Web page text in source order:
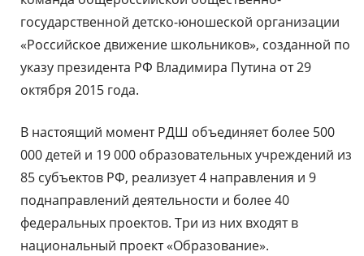
государственной детско-юношеской организации
«Российское движение школьников», созданной по
указу президента РФ Владимира Путина от 29
октября 2015 года.
В настоящий момент РДШ объединяет более 500
000 детей и 19 000 образовательных учреждений из
85 субъектов РФ, реализует 4 направления и 9
поднаправлений деятельности и более 40
федеральных проектов. Три из них входят в
национальный проект «Образование».